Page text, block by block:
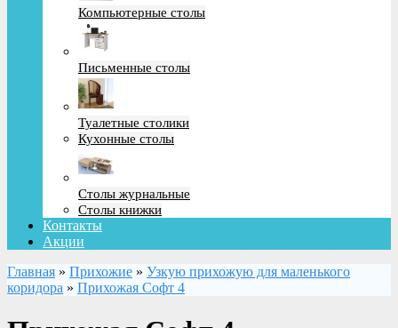
Компьютерные столы
Письменные столы
Туалетные столики
Кухонные столы
Столы журнальные
Столы книжки
Контакты
Акции
Главная » Прихожие » Узкую прихожую для маленького
коридора » Прихожая Софт 4